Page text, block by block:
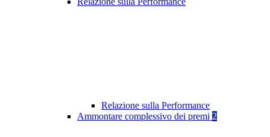
Relazione sulla Performance
Ammontare complessivo dei premi 2